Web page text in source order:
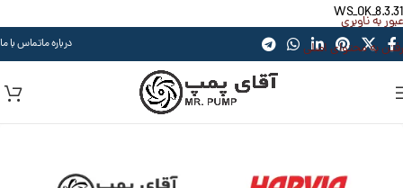
WS_OK_8.3.31
عبور به ناوبری
رفتن به محتوای اصلی
درباره ماتماس با ما